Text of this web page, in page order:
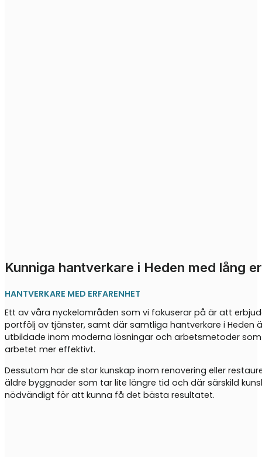
Kunniga hantverkare i Heden med lång
HANTVERKARE MED ERFARENHET
Ett av våra nyckelområden som vi fokuserar på är att
portfölj av tjänster, samt där samtliga hantverkare i Heden
utbildade inom moderna lösningar och arbetsmetoder
arbetet mer effektivt.
Dessutom har de stor kunskap inom renovering eller
äldre byggnader som tar lite längre tid och där särskild
nödvändigt för att kunna få det bästa resultatet.